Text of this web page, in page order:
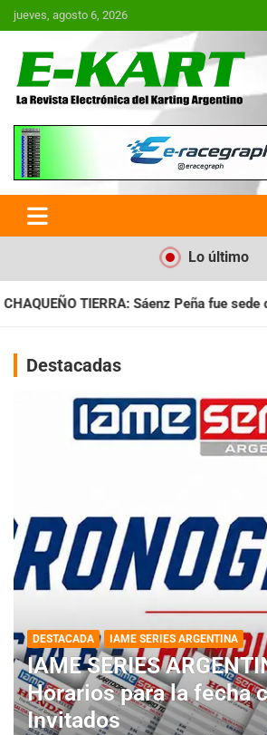
Saltar
al
jueves, agosto 6, 2026
E-Kart.com.ar | La
Electrónica del
Argentina
Lo último
fue sede de la quinta fecha
Destacadas
DESTACADA IAME SERIES ARGENTINA
IAME SERIES
Horarios para la fecha
Invitados